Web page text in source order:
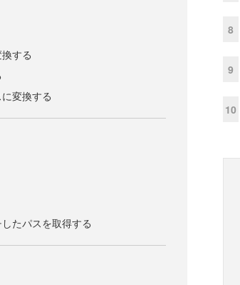
する
変換する
たパスを取得する
8
9
10